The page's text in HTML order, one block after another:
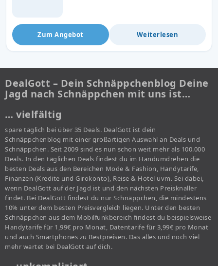
Zum Angebot Weiterlesen
DealGott – Dein Schnäppchenblog Deine
Jagd nach Schnäppchen mit uns ist…
… vielfältig
spare täglich bei über 35 Deals. DealGott ist dein
Schnäppchenblog mit einer großartigen Auswahl an Deals und
Schnäppchen. Seit 2009 sind es nun schon weit mehr als 100.000
Deals. In den täglichen Deals findest du im Handumdrehen die
besten Deals aus den Bereichen Mode & Fashion, Handytarife,
Finanzen (Kredite und Girokonto), Reise & Hotel uvm. Sei dabei,
wenn DealGott auf der Jagd ist und den nächsten Preisknaller
findet. Bei DealGott findest du nur Schnäppchen, die mindestens
10% unter dem besten Preisvergleich liegen. Unter den besten
Schnäppchen aus dem Mobilfunkbereich findest du beispielsweise
Handytarife für 1,99€ pro Monat, Datentarife für 3,99€ pro Monat
und auch Smartphones zu Bestpreisen. Das alles und noch viel
mehr wartet bei DealGott auf dich.